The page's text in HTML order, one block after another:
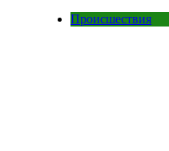
Происшествия